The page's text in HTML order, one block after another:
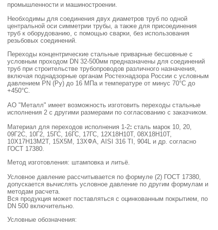
промышленности и машиностроении.
Необходимы для соединения двух диаметров труб по одной
центральной оси симметрии трубы, а также для присоединения
труб к оборудованию, с помощью сварки, без использования
резьбовых соединений.
Переходы концентрические стальные приварные бесшовные с
условным проходом DN 32-500мм предназначены для соединений
труб при строительстве трубопроводов различного назначения,
включая поднадзорные органам Ростехнадзора России с условным
давлением PN (Ру) до 16 МПа и температуре от минус 70°С до
+450°С.
АО "Металл" имеет возможность изготовить переходы стальные
исполнения 2 с другими размерами по согласованию с заказчиком.
Материал для переходов исполнения 1-2: сталь марок 10, 20,
09Г2С, 10Г2, 15ГС, 16ГС, 17ГС, 12Х18Н10Т, 08Х18Н10Т,
10Х17Н13М2Т, 15Х5М, 13ХФА, AISI 316 TI, 904L и др. согласно
ГОСТ 17380.
Метод изготовления: штамповка и литьё.
Условное давление рассчитывается по формуле (2) ГОСТ 17380,
допускается вычислять условное давление по другим формулам и
методам расчета.
Вся продукция может поставляться с оцинкованным покрытием, по
DN 500 включительно.
Условные обозначения: